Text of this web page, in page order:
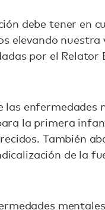
debe tener en
elevando
por el Relator
enfermedades
la primera
También
de la